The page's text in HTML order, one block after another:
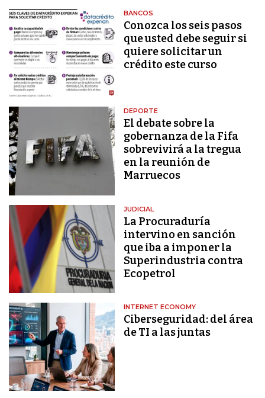
BANCOS
Conozca los seis pasos
que usted debe seguir si
quiere solicitar un
crédito este curso
DEPORTE
El debate sobre la
gobernanza de la Fifa
sobrevivirá a la tregua
en la reunión de
Marruecos
JUDICIAL
La Procuraduría
intervino en sanción
que iba a imponer la
Superindustria contra
Ecopetrol
INTERNET ECONOMY
Ciberseguridad: del área
de TI a las juntas